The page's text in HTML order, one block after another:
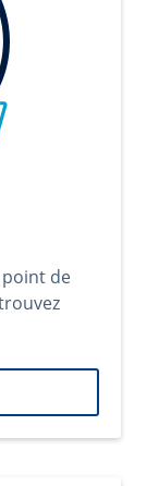
de